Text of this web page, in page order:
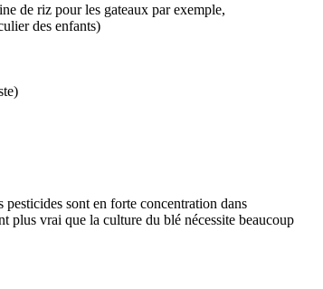
de riz pour les gateaux par exemple,
des enfants)
sont en forte concentration dans
plus vrai que la culture du blé nécessite beaucoup